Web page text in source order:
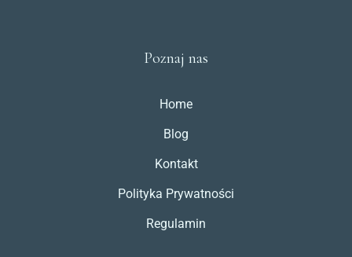
Poznaj nas
Home
Blog
Kontakt
Polityka Prywatności
Regulamin